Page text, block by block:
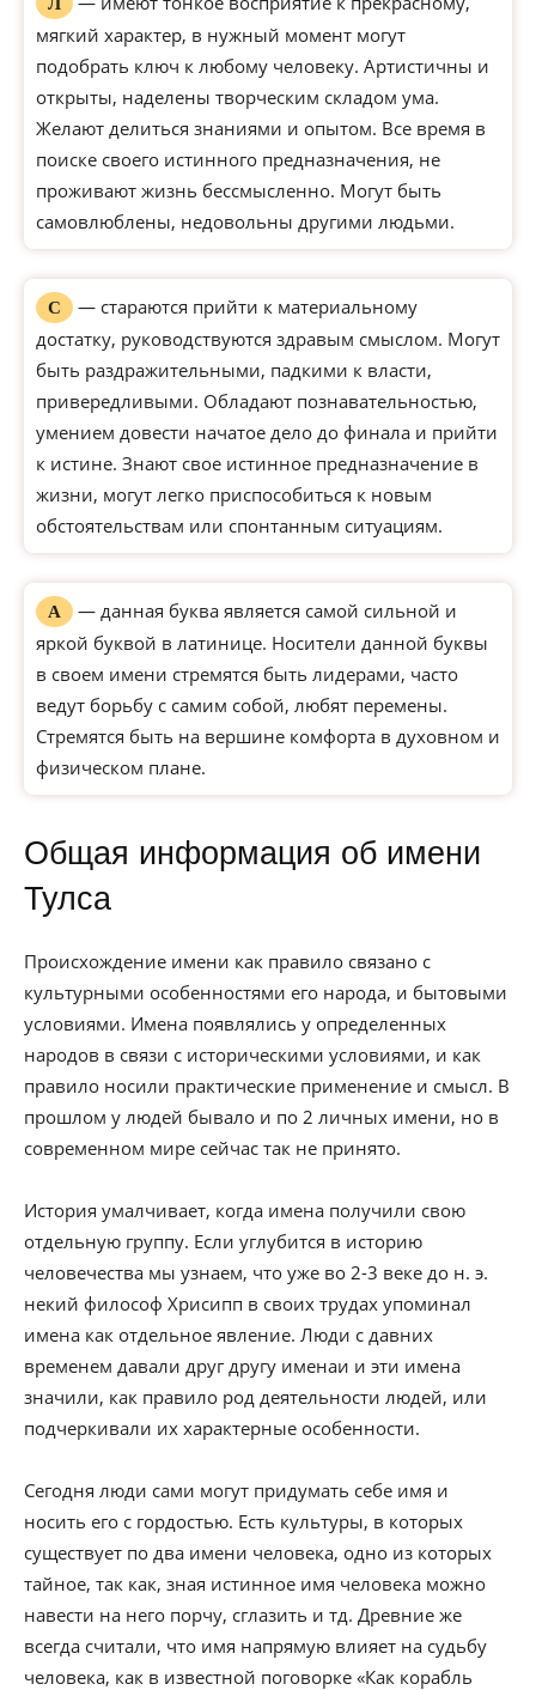
мягкий характер, в нужный момент могут
подобрать ключ к любому человеку. Артистичны и
открыты, наделены творческим складом ума.
Желают делиться знаниями и опытом. Все время в
поиске своего истинного предназначения, не
проживают жизнь бессмысленно. Могут быть
самовлюблены, недовольны другими людьми.
С
— стараются прийти к материальному
достатку, руководствуются здравым смыслом. Могут
быть раздражительными, падкими к власти,
привередливыми. Обладают познавательностью,
умением довести начатое дело до финала и прийти
к истине. Знают свое истинное предназначение в
жизни, могут легко приспособиться к новым
обстоятельствам или спонтанным ситуациям.
А
— данная буква является самой сильной и
яркой буквой в латинице. Носители данной буквы
в своем имени стремятся быть лидерами, часто
ведут борьбу с самим собой, любят перемены.
Стремятся быть на вершине комфорта в духовном и
физическом плане.
Общая информация об имени
Тулса
Происхождение имени как правило связано с
культурными особенностями его народа, и бытовыми
условиями. Имена появлялись у определенных
народов в связи с историческими условиями, и как
правило носили практические применение и смысл. В
прошлом у людей бывало и по 2 личных имени, но в
современном мире сейчас так не принято.
История умалчивает, когда имена получили свою
отдельную группу. Если углубится в историю
человечества мы узнаем, что уже во 2-3 веке до н. э.
некий философ Хрисипп в своих трудах упоминал
имена как отдельное явление. Люди с давних
временем давали друг другу именаи и эти имена
значили, как правило род деятельности людей, или
подчеркивали их характерные особенности.
Сегодня люди сами могут придумать себе имя и
носить его с гордостью. Есть культуры, в которых
существует по два имени человека, одно из которых
тайное, так как, зная истинное имя человека можно
навести на него порчу, сглазить и тд. Древние же
всегда считали, что имя напрямую влияет на судьбу
человека, как в известной поговорке «Как корабль